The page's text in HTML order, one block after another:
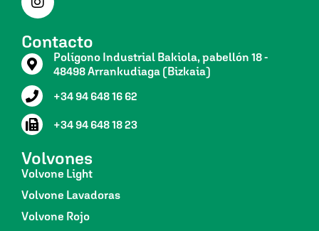
Contacto
Polígono Industrial Bakiola, pabellón 18 -
48498 Arrankudiaga (Bizkaia)
+34 94 648 16 62
+34 94 648 18 23
Volvones
Volvone Light
Volvone Lavadoras
Volvone Rojo